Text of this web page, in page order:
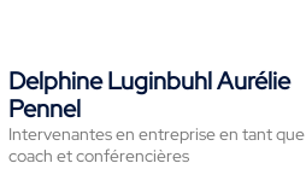
Delphine Luginbuhl Aurélie
Pennel
Intervenantes en entreprise en tant que
coach et conférencières